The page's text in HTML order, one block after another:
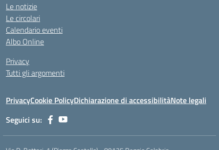
Le notizie
Le circolari
Calendario eventi
Albo Online
Privacy
Tutti gli argomenti
PrivacyCookie PolicyDichiarazione di accessibilitàNote legali
Seguici su: